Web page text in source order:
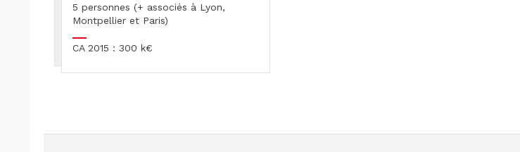
5 personnes (+ associés à Lyon,
Montpellier et Paris)
CA 2015 : 300 k€